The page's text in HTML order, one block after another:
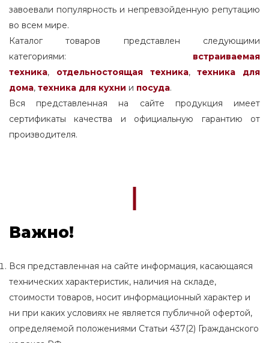
завоевали популярность и непревзойденную репутацию
во всем мире.
Каталог товаров представлен следующими
категориями: встраиваемая
техника, отдельностоящаятехника,
техника для
дома, техника для кухни и посуда.
Вся представленная на сайте продукция имеет
сертификаты качества и официальную гарантию от
производителя.
Важно!
Вся представленная на сайте информация, касающаяся
технических характеристик, наличия на складе,
стоимости товаров, носит информационный характер и
ни при каких условиях не является публичной офертой,
определяемой положениями Статьи 437(2) Гражданского